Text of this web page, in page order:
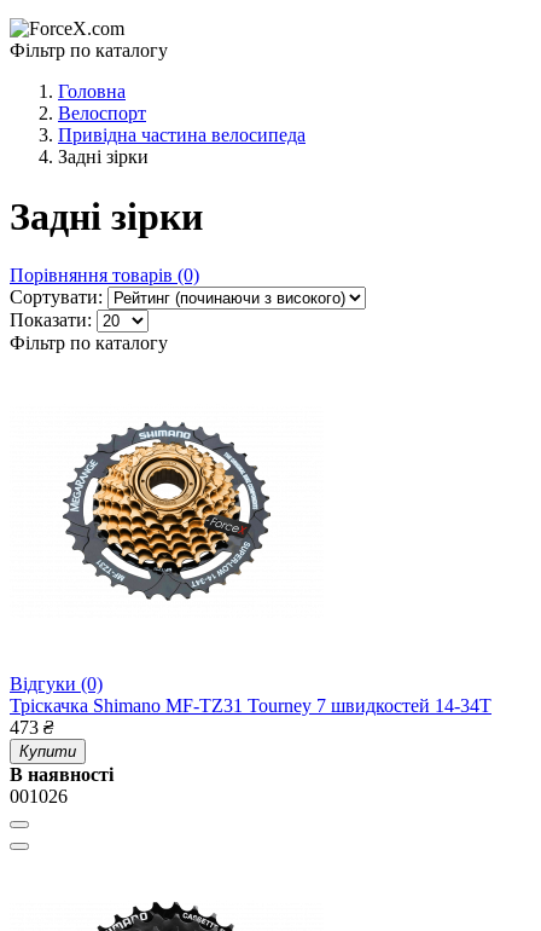
Фільтр по каталогу
Головна
Велоспорт
Привідна частина велосипеда
Задні зірки
Задні зірки
Порівняння товарів (0)
Сортувати:
Показати:
Фільтр по каталогу
Відгуки (0)
Тріскачка Shimano MF-TZ31 Tourney 7 швидкостей 14-34Т
473 ₴
Купити
В наявності
001026